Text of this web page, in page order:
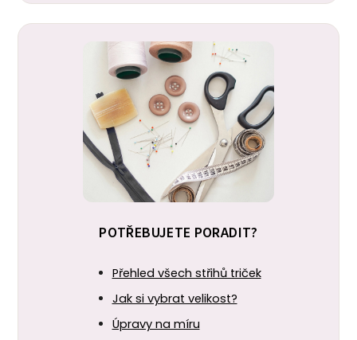
POTŘEBUJETE PORADIT?
Přehled všech střihů triček
Jak si vybrat velikost?
Úpravy na míru